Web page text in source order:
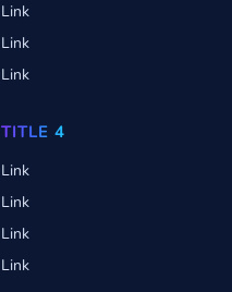
Link
Link
Link
TITLE 4
Link
Link
Link
Link